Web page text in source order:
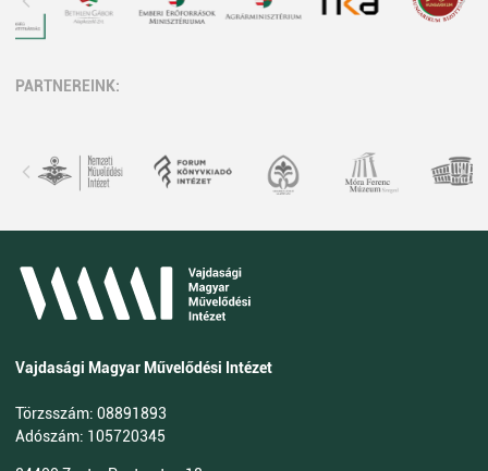
PARTNEREINK:
Vajdasági Magyar Művelődési Intézet
Törzsszám: 08891893
Adószám: 105720345